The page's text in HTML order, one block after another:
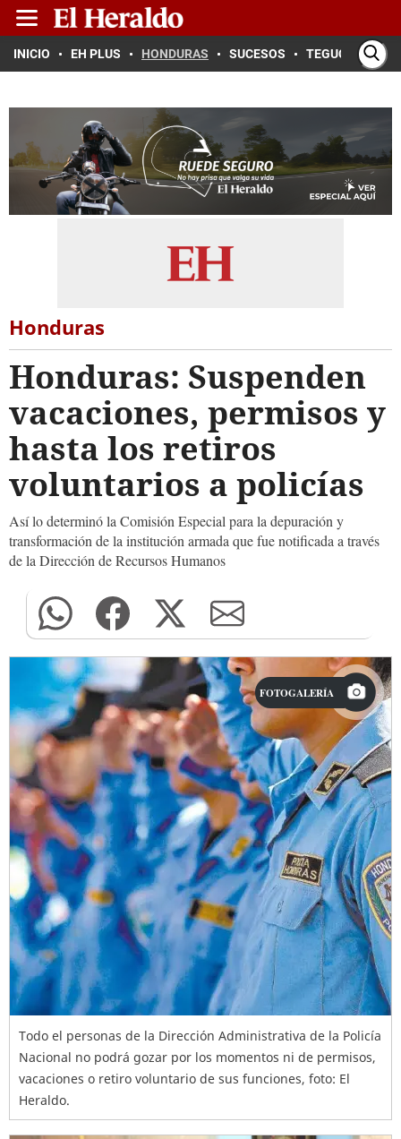
INICIO EH PLUS HONDURAS SUCESOS TEGUCIGALPA
Honduras
Honduras: Suspenden
vacaciones, permisos y
hasta los retiros
voluntarios a policías
Así lo determinó la Comisión Especial para la depuración y
transformación de la institución armada que fue notificada a través
de la Dirección de Recursos Humanos
FOTOGALERÍA
Todo el personas de la Dirección Administrativa de la Policía
Nacional no podrá gozar por los momentos ni de permisos,
vacaciones o retiro voluntario de sus funciones, foto: El
Heraldo.